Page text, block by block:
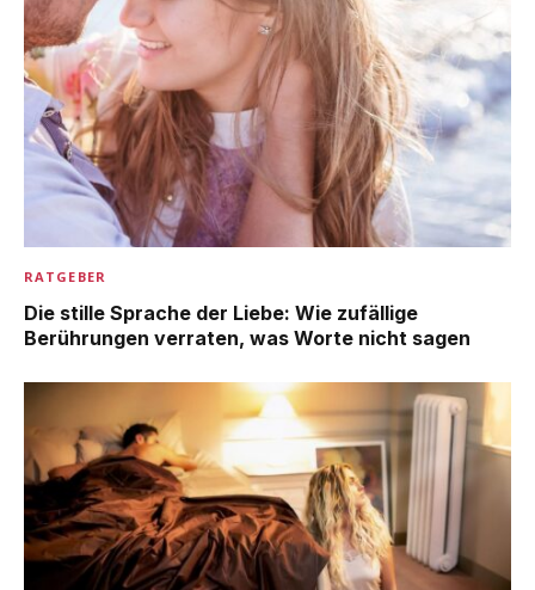
RATGEBER
Die stille Sprache der Liebe: Wie zufällige
Berührungen verraten, was Worte nicht sagen